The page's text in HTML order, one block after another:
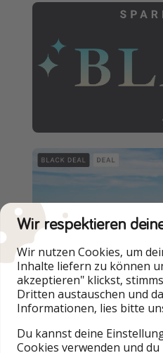
Wir respektieren
Wir nutzen Cookies, um
Inhalte liefern zu können
akzeptieren" klickst,
Dritten austauschen und
Informationen, lies bitte
Du kannst deine
Cookies verwenden und